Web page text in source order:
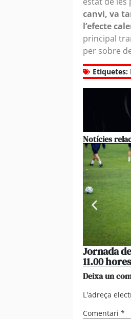
canvi, va
l’efecte
principal
per sobre
Etiquetes:
Notícies
Jornada
11.00
Deixa un
L'adreça
Comentari *